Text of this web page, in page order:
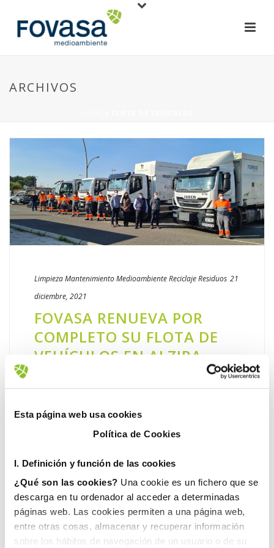
Esta página web usa cookies
Política de Cookies
I. Definición y función de las cookies
¿Qué son las cookies? Una cookie es un fichero que se
descarga en tu ordenador al acceder a determinadas
páginas web. Las cookies permiten a una página web,
entre otras cosas, almacenar y recuperar información
sobre los hábitos de navegación de un usuario o de su
ARCHIVOS
LimpiezaMantenimientoMedioambienteReciclajeResiduos 21
diciembre, 2021
FOVASA RENUEVA POR
COMPLETO SU FLOTA DE
VEHÍCULOS EN ALZIRA
Fovasa ha renovado todos los vehículos
Alzira. Al acto de presentación de la nueva
flota ha asistido el concejal del área de